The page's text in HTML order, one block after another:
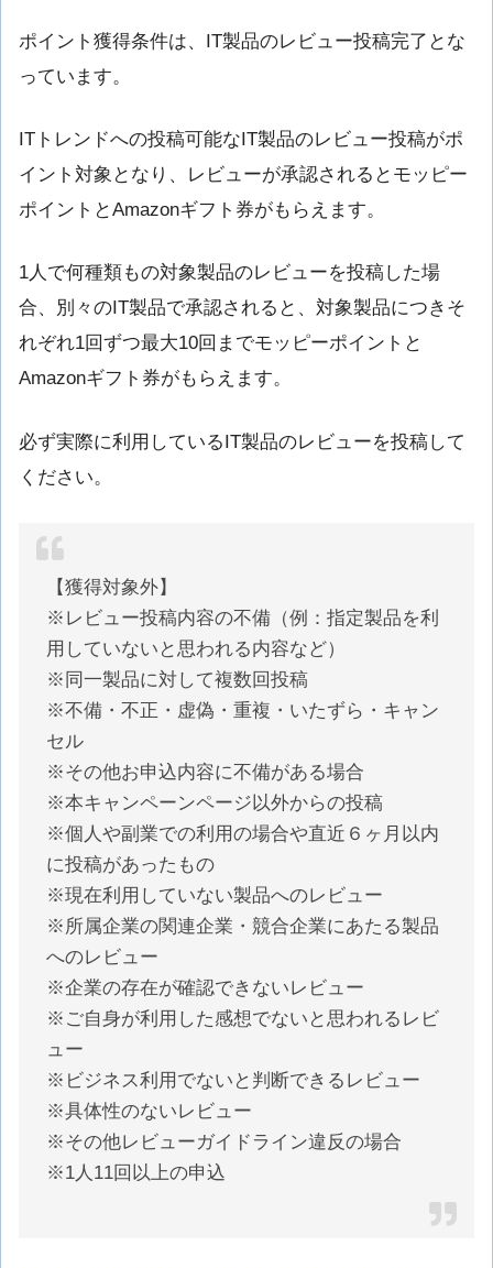
ポイント獲得条件は、IT製品のレビュー投稿完了とな
っています。
ITトレンドへの投稿可能なIT製品のレビュー投稿がポ
イント対象となり、レビューが承認されるとモッピー
ポイントとAmazonギフト券がもらえます。
1人で何種類もの対象製品のレビューを投稿した場
合、別々のIT製品で承認されると、対象製品につきそ
れぞれ1回ずつ最大10回までモッピーポイントと
Amazonギフト券がもらえます。
必ず実際に利用しているIT製品のレビューを投稿して
ください。
【獲得対象外】
※レビュー投稿内容の不備（例：指定製品を利
用していないと思われる内容など）
※同一製品に対して複数回投稿
※不備・不正・虚偽・重複・いたずら・キャン
セル
※その他お申込内容に不備がある場合
※本キャンペーンページ以外からの投稿
※個人や副業での利用の場合や直近６ヶ月以内
に投稿があったもの
※現在利用していない製品へのレビュー
※所属企業の関連企業・競合企業にあたる製品
へのレビュー
※企業の存在が確認できないレビュー
※ご自身が利用した感想でないと思われるレビ
ュー
※ビジネス利用でないと判断できるレビュー
※具体性のないレビュー
※その他レビューガイドライン違反の場合
※1人11回以上の申込